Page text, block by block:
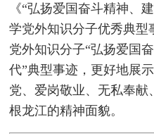
《“弘扬爱国奋斗精神、
学党外知识分子优秀典型
党外知识分子“弘扬爱国
代”典型事迹，更好地展
党、爱岗敬业、无私奉献
根龙江的精神面貌。